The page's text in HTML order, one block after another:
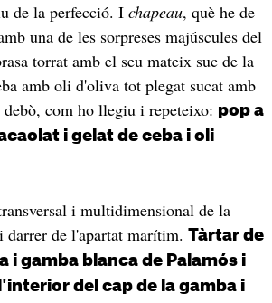
de la perfecció. I chapeau, què he de
una de les sorpreses majúscules del
torrat amb el seu mateix suc de la
amb oli d'oliva tot plegat sucat amb
com ho llegiu i repeteixo: pop a
i gelat de ceba i oli
i multidimensional de la
darrer de l'apartat marítim. Tàrtar de
i gamba blanca de Palamós i
del cap de la gamba i